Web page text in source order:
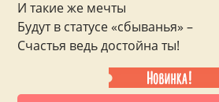
И такие же мечты
Будут в статусе «сбыванья» –
Счастья ведь достойна ты!